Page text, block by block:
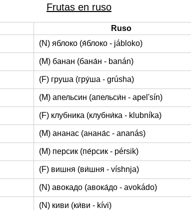
Frutas en ruso
Ruso
(N) яблоко (я́блоко - jábloko)
(M) банан (бана́н - banán)
(F) груша (гру́ша - grúsha)
(M) апельсин (апельси́н - apel'sín)
(F) клубника (клубни́ка - klubníka)
(M) ананас (анана́с - ananás)
(M) персик (пе́рсик - pérsik)
(F) вишня (ви́шня - víshnja)
(N) авокадо (авока́до - avokádo)
(N) киви (ки́ви - kívi)